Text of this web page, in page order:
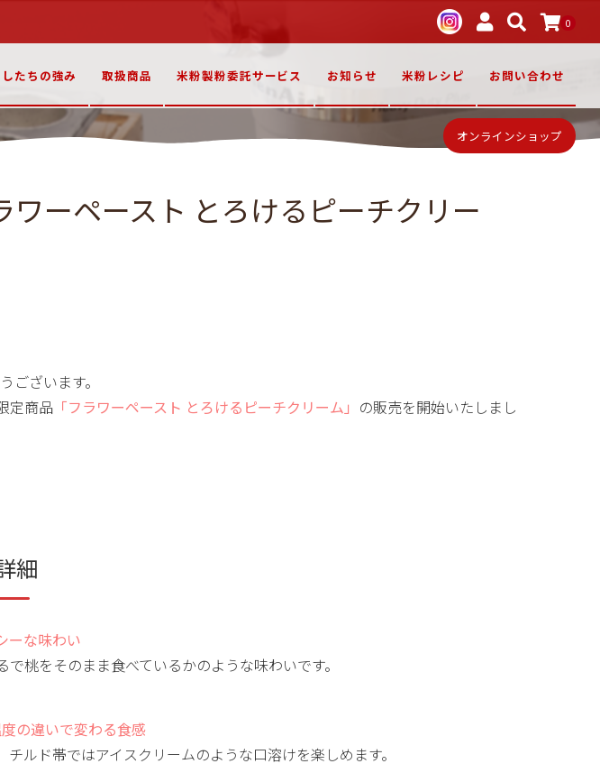
0
たちの強み 取扱商品 米粉製粉委託サービス お知らせ 米粉レシピ お問い合わせ
オンラインショップ
ワーペースト とろけるピーチクリー
ざいます。
定商品 「フラワーペースト とろけるピーチクリーム」 の販売を開始いたしまし
細
ーな味わい
桃をそのまま食べているかのような味わいです。
の違いで変わる食感
ルド帯ではアイスクリームのような口溶けを楽しめます。